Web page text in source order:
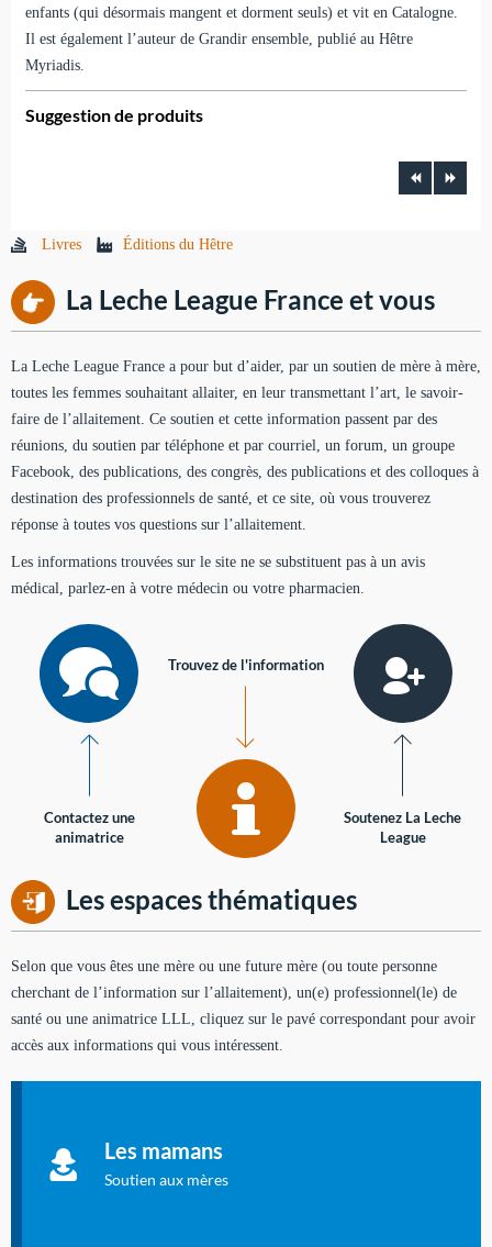
enfants (qui désormais mangent et dorment seuls) et vit en Catalogne.
Il est également l’auteur de Grandir ensemble, publié au Hêtre
Myriadis.
Suggestion de produits
Livres Éditions du Hêtre
La Leche League France et vous
La Leche League France a pour but d’aider, par un soutien de mère à mère,
toutes les femmes souhaitant allaiter, en leur transmettant l’art, le savoir-
faire de l’allaitement. Ce soutien et cette information passent par des
réunions, du soutien par téléphone et par courriel, un forum, un groupe
Facebook, des publications, des congrès, des publications et des colloques à
destination des professionnels de santé, et ce site, où vous trouverez
réponse à toutes vos questions sur l’allaitement.
Les informations trouvées sur le site ne se substituent pas à un avis
médical, parlez-en à votre médecin ou votre pharmacien.
Contactez une
animatrice
Trouvez de l'information
Soutenez La Leche
League
Les espaces thématiques
Selon que vous êtes une mère ou une future mère (ou toute personne
cherchant de l’information sur l’allaitement), un(e) professionnel(le) de
santé ou une animatrice LLL, cliquez sur le pavé correspondant pour avoir
accès aux informations qui vous intéressent.
Les mamans
Soutien aux mères
à allaiter et vous informer : toutes les rubriques qui
concernent l'allaitement.